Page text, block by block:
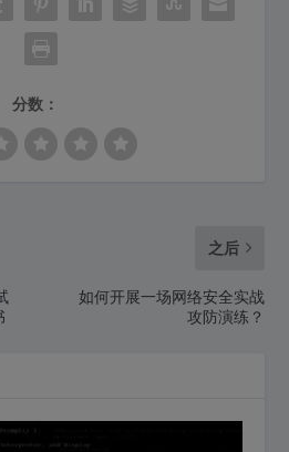
分数：
之后
如何开展一场网络安全实战
攻防演练？